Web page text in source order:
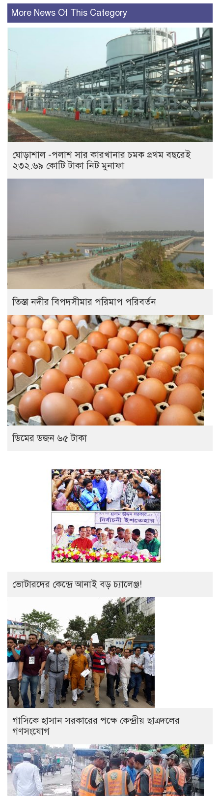
More News Of This Category
ঘোড়াশাল -পলাশ সার কারখানার চমক প্রথম বছরেই
২৩২.৬৯ কোটি টাকা নিট মুনাফা
তিস্তা নদীর বিপদসীমার পরিমাপ পরিবর্তন
ডিমের ডজন ৬৫ টাকা
ভোটারদের কেন্দ্রে আনাই বড় চ্যালেঞ্জ!
গাসিকে হাসান সরকারের পক্ষে কেন্দ্রীয় ছাত্রদলের
গণসংযোগ